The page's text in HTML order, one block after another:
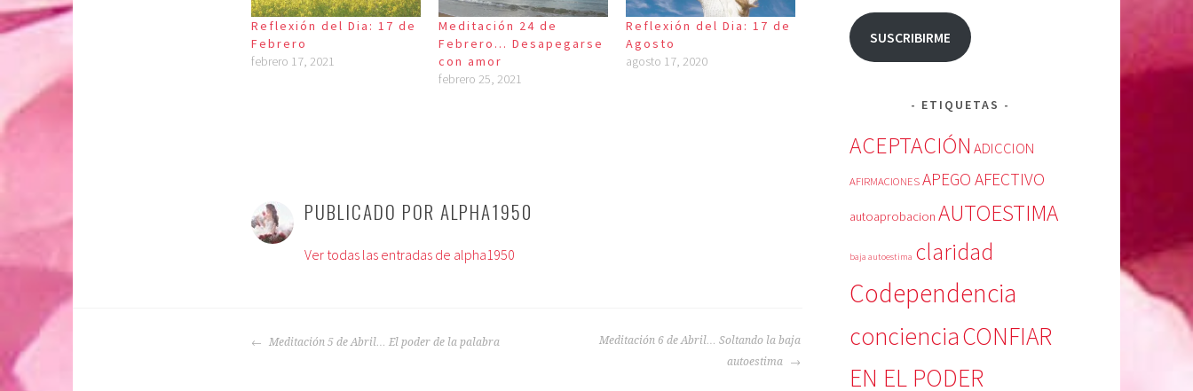
Reflexión del Dia: 17 de
Febrero
febrero 17, 2021
Meditación 24 de
Febrero… Desapegarse
con amor
febrero 25, 2021
Reflexión del Dia: 17 de
Agosto
agosto 17, 2020
o
q
d
PUBLICADO POR ALPHA1950
Ver todas las entradas de alpha1950
NAVEGACIÓN
Meditación 5 de Abril… El poder de la palabra
Meditación 6 de Abril… Soltando la baja
autoestima
SUSCRIBIRME
ETIQUETAS
ACEPTACIÓN ADICCION
AFIRMACIONESAPEGO AFECTIVO
autoaprobacion AUTOESTIMA
baja autoestima claridad
Codependencia
concienciaCONFIAR
EN EL PODER